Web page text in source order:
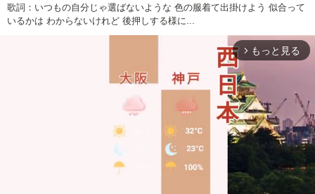
歌詞：いつもの自分じゃ選ばないような 色の服着て出掛けよう 似合って
いるかは わからないけれど 後押しする様に...
arrow_forward_ios もっと見る